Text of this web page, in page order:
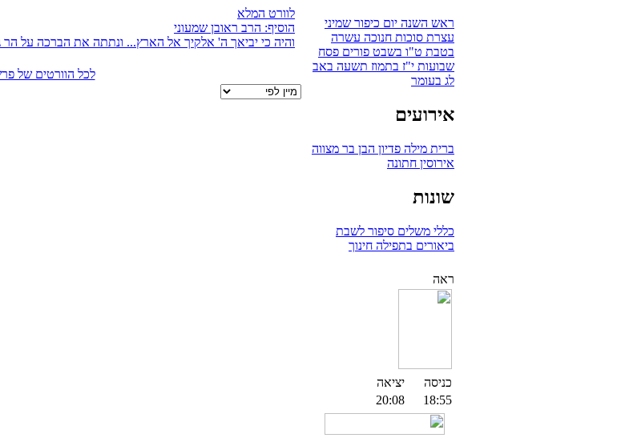
ראש השנה יום כיפור שמיני
עצרת סוכות חנוכה עשרה
בטבת ט"ו בשבט פורים פסח
שבועות י"ז בתמוז תשעה באב
לג בעומר
אירועים
ברית מילה פדיון הבן בר מצווה
אירוסין חתונה
שונות
כללי משלים סיפור לשבת
ביאורים בתפילה חינוך
ראה
כניסה
יציאה
18:55
20:08
לוורט המלא
הוסיף: הרב ראובן שמעוני
והיה כי יביאך ה' אלקיך אל הארץ... ונתתה את הברכה על
לכל הוורטים של